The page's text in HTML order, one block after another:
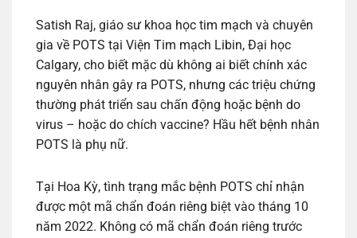
Satish Raj, giáo sư khoa học tim mạch và chuyên
gia về POTS tại Viện Tim mạch Libin, Đại học
Calgary, cho biết mặc dù không ai biết chính xác
nguyên nhân gây ra POTS, nhưng các triệu chứng
thường phát triển sau chấn động hoặc bệnh do
virus – hoặc do chích vaccine? Hầu hết bệnh nhân
POTS là phụ nữ.
Tại Hoa Kỳ, tình trạng mắc bệnh POTS chỉ nhận
được một mã chẩn đoán riêng biệt vào tháng 10
năm 2022. Không có mã chẩn đoán riêng trước